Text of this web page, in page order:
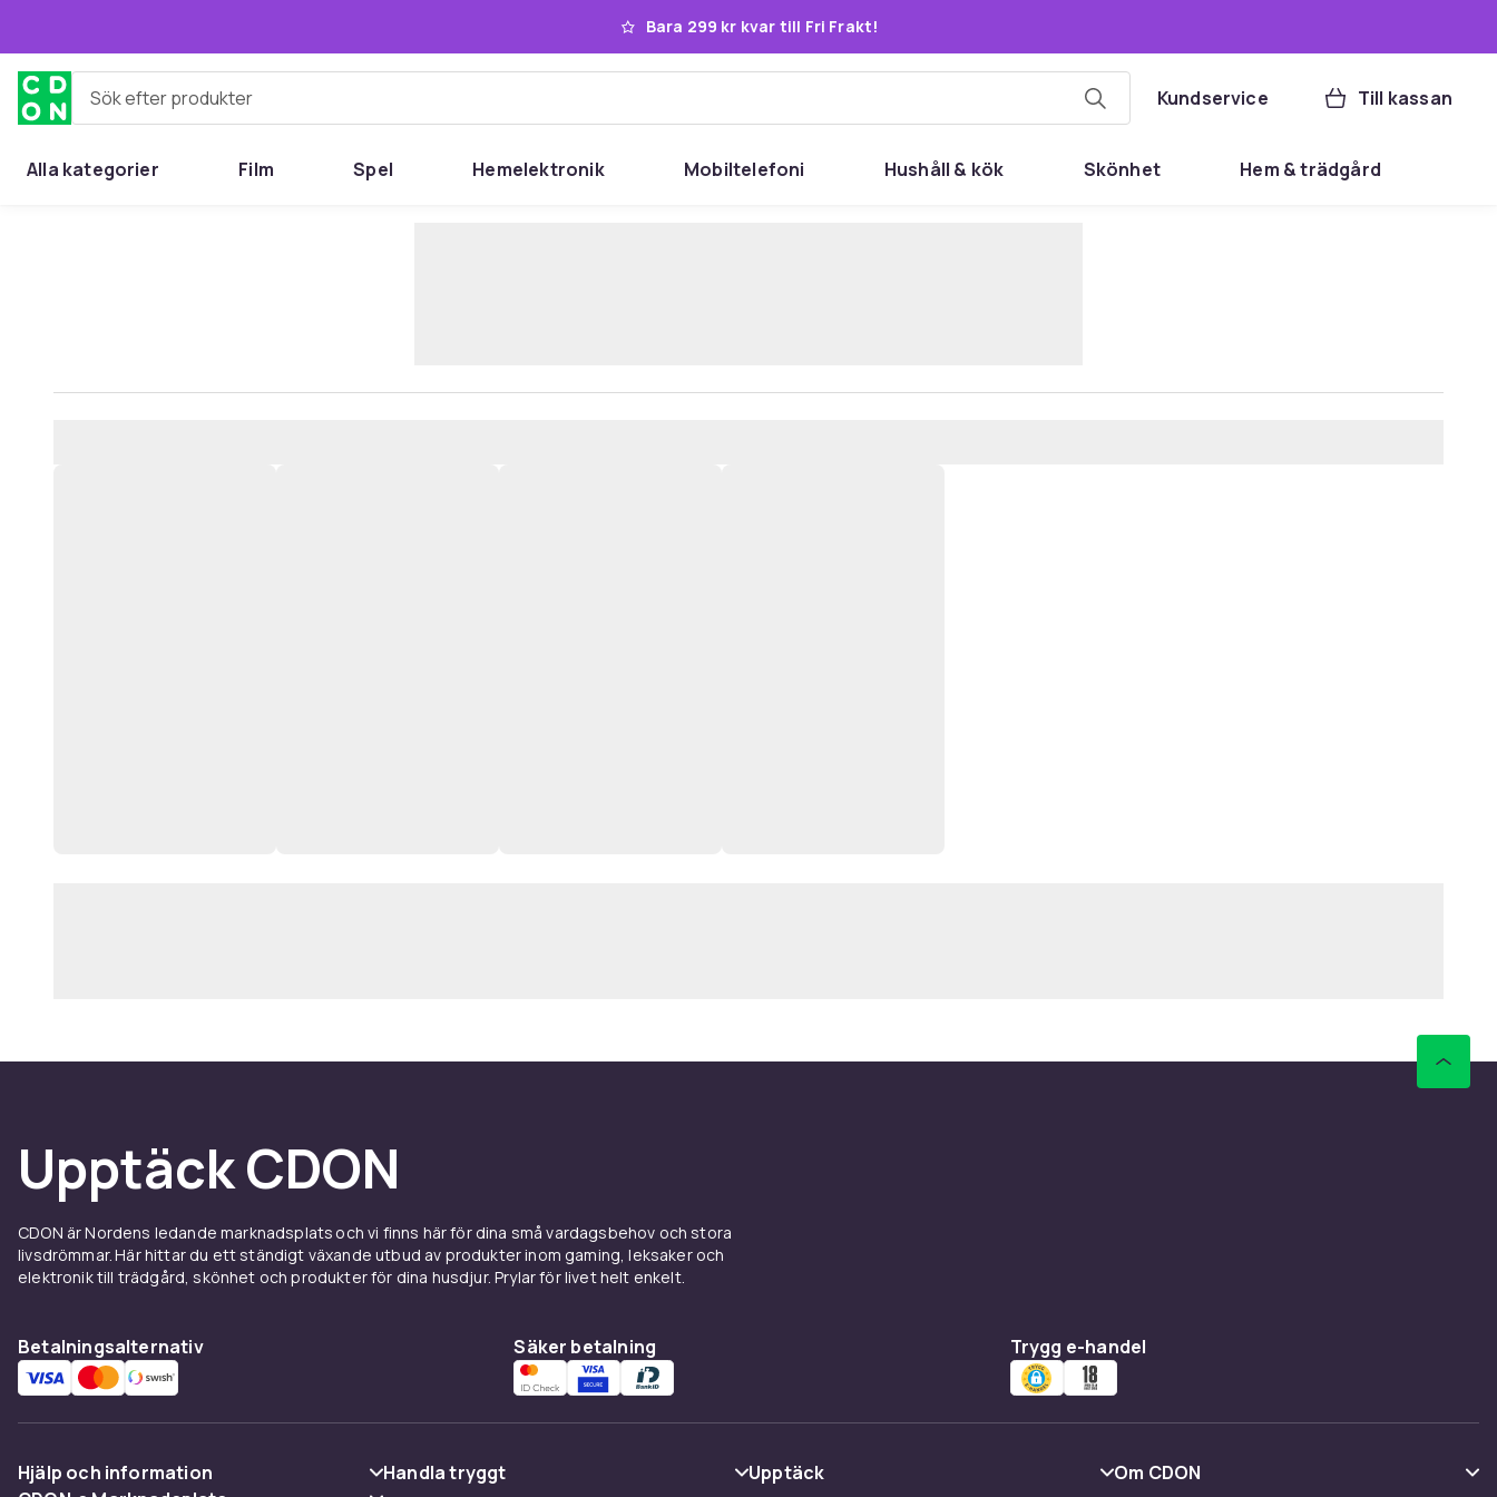
Bara 299 kr kvar till Fri Frakt!
Sök efter produkter Kundservice Till kassan
Alla kategorier Film Spel Hemelektronik Mobiltelefoni Hushåll & kök Skönhet Hem & trädgård
Upptäck CDON
CDON är Nordens ledande marknadsplats och vi finns här för dina små vardagsbehov och stora
livsdrömmar. Här hittar du ett ständigt växande utbud av produkter inom gaming, leksaker och
elektronik till trädgård, skönhet och produkter för dina husdjur. Prylar för livet helt enkelt.
Betalningsalternativ Säker betalning Trygg e-handel
Hjälp och information
Handla tryggt
Upptäck
Om CDON